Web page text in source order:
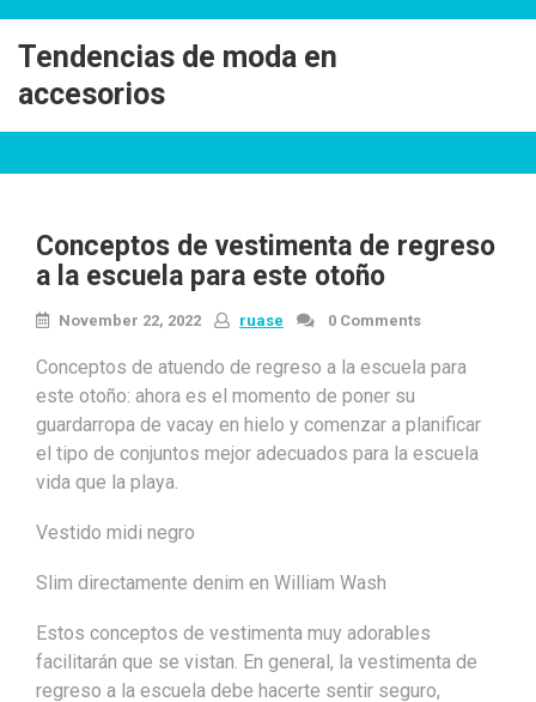
content
Tendencias de moda en
accesorios
Conceptos de vestimenta de regreso
a la escuela para este otoño
November 22, 2022 ruase 0 Comments
Conceptos de atuendo de regreso a la escuela para
este otoño: ahora es el momento de poner su
guardarropa de vacay en hielo y comenzar a planificar
el tipo de conjuntos mejor adecuados para la escuela
vida que la playa.
Vestido midi negro
Slim directamente denim en William Wash
Estos conceptos de vestimenta muy adorables
facilitarán que se vistan. En general, la vestimenta de
regreso a la escuela debe hacerte sentir seguro,